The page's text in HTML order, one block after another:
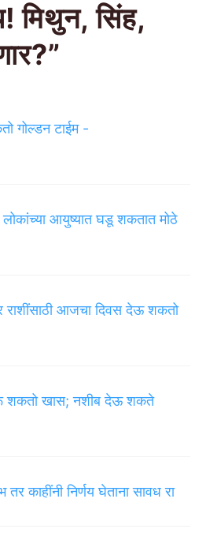
मिथुन, सिंह,
गोल्डन टाईम -
आयुष्यात घडू शकतात मोठे
राशींसाठी आजचा दिवस देऊ शकतो
शकतो खास; नशीब देऊ शकते
काहींनी निर्णय घेताना सावध रा